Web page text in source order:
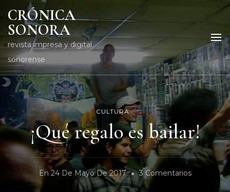
CRÓNICA
SONORA
revista impresa y digital
sonorense
CULTURA
¡Qué regalo es bailar!
En24 De Mayo De 2017 3 ComentariosEn